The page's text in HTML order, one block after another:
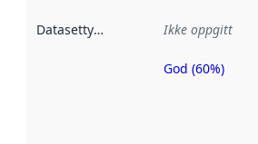
Datasettype Ikke oppgitt
Metadatakvalitet
God (60%)